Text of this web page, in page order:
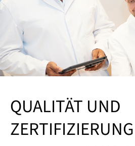
QUALITÄT UND
ZERTIFIZIERUNG